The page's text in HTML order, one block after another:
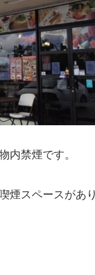
内禁煙です。
煙スペースがあ